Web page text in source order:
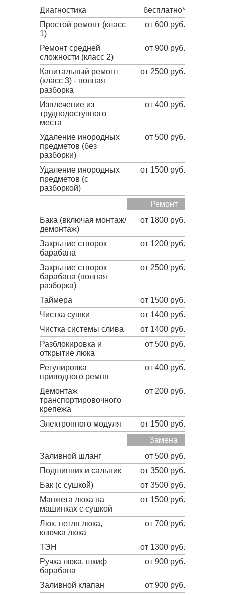
Диагностика
бесплатно*
Простой ремонт (класс
1)
от 600 руб.
Ремонт средней
сложности (класс 2)
от 900 руб.
Капитальный ремонт
(класс 3) - полная
разборка
от 2500 руб.
Извлечение из
труднодоступного
места
от 400 руб.
Удаление инородных
предметов (без
разборки)
от 500 руб.
Удаление инородных
предметов (с
разборкой)
от 1500 руб.
Ремонт
Бака (включая монтаж/
демонтаж)
от 1800 руб.
Закрытие створок
барабана
от 1200 руб.
Закрытие створок
барабана (полная
разборка)
от 2500 руб.
Таймера
от 1500 руб.
Чистка сушки
от 1400 руб.
Чистка системы слива
от 1400 руб.
Разблокировка и
открытие люка
от 500 руб.
Регулировка
приводного ремня
от 400 руб.
Демонтаж
транспортировочного
крепежа
от 200 руб.
Электронного модуля
от 1500 руб.
Замена
Заливной шланг
от 500 руб.
Подшипник и сальник
от 3500 руб.
Бак (с сушкой)
от 3500 руб.
Манжета люка на
машинках с сушкой
от 1500 руб.
Люк, петля люка,
ключка люка
от 700 руб.
ТЭН
от 1300 руб.
Ручка люка, шкиф
барабана
от 900 руб.
Заливной клапан
от 900 руб.